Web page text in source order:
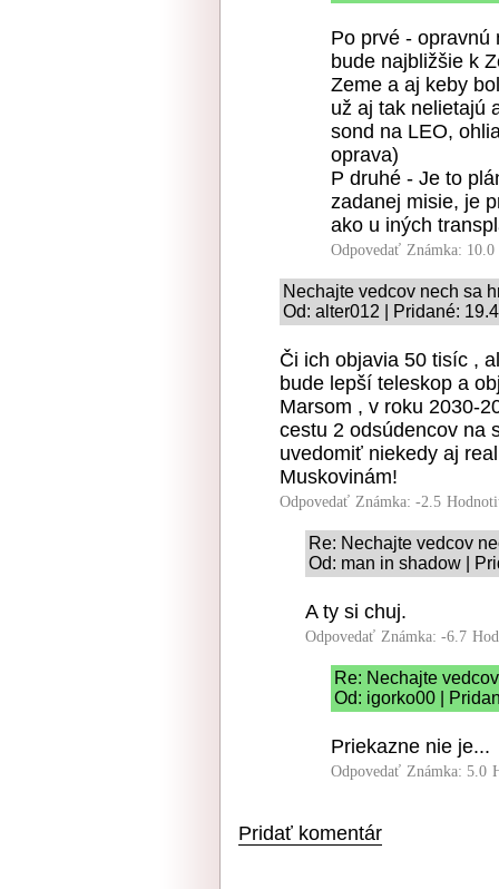
Po prvé - opravnú
bude najbližšie k
Zeme a aj keby
už aj tak nelietajú
sond na LEO,
oprava)
P druhé - Je to
zadanej misie, je
ako u iných
Odpovedať Známka: 10.0
Nechajte vedcov nech sa
Od: alter012 | Pridané:
Či ich objavia 50 tisíc ,
bude lepší teleskop a
Marsom , v roku 2030-
cestu 2 odsúdencov na
uvedomiť niekedy aj
Muskovinám!
Odpovedať Známka: -2.5
Re: Nechajte vedcov
Od: man in shadow |
A ty si chuj.
Odpovedať Známka: -6.7
Re: Nechajte
Od: igorko00 |
Priekazne nie je...
Odpovedať Známka: 5.0
Pridať komentár